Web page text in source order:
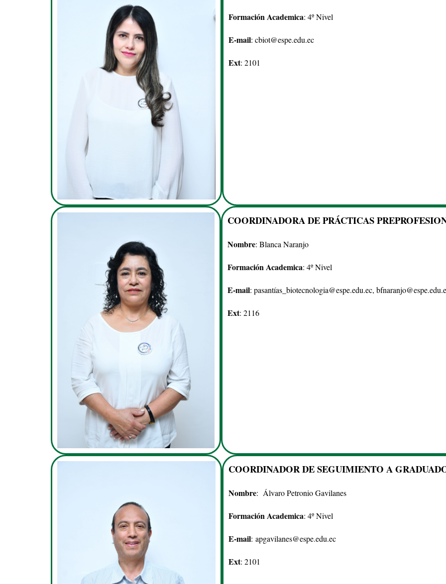
Formación Academica: 4º Nivel
E-mail: cbiot@espe.edu.ec
Ext: 2101
COORDINADORA DE PRÁCTICAS
Nombre: Blanca Naranjo
Formación Academica: 4º Nivel
E-mail: pasantías_biotecnologia@espe.edu.ec, bfnaranjo
Ext: 2116
COORDINADOR DE SEGUIMIENTO A
Nombre: Álvaro Petronio Gavilanes
Formación Academica: 4º Nivel
E-mail: apgavilanes@espe.edu.ec
Ext: 2101